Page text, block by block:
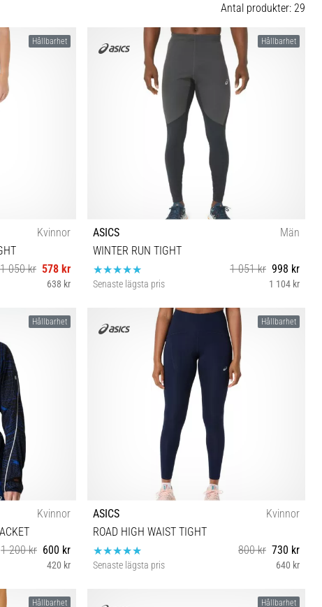
Antal produkter: 29
Hållbarhet
Kvinnor
1 050 kr 578 kr
638 kr
Hållbarhet
ASICS
Män
WINTER RUN TIGHT
1 051 kr 998 kr
Senaste lägsta pris 1 104 kr
Hållbarhet
Kvinnor
1 200 kr 600 kr
420 kr
Hållbarhet
ASICS
Kvinnor
ROAD HIGH WAIST TIGHT
800 kr 730 kr
Senaste lägsta pris 640 kr
Hållbarhet Hållbarhet